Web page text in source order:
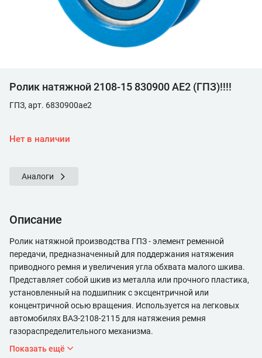
Ролик натяжной 2108-15 830900 АЕ2 (ГПЗ)!!!!
ГПЗ, арт. 6830900ae2
Нет в наличии
Аналоги
Описание
Ролик натяжной производства ГПЗ - элемент ременной
передачи, предназначенный для поддержания натяжения
приводного ремня и увеличения угла обхвата малого шкива.
Представляет собой шкив из металла или прочного пластика,
установленный на подшипник с эксцентричной или
концентричной осью вращения. Используется на легковых
автомобилях ВАЗ-2108-2115 для натяжения ремня
газораспределительного механизма.
Показать ещё